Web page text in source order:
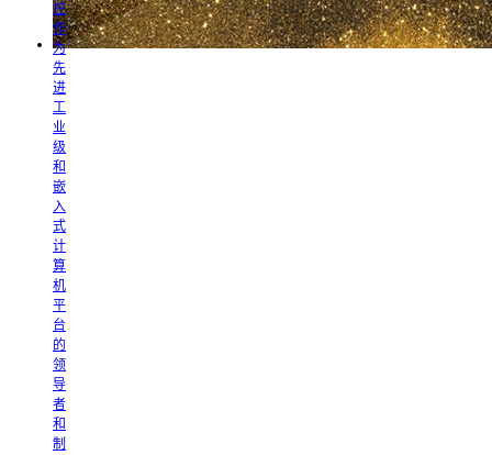
控
作
为
先
进
工
业
级
和
嵌
入
式
计
算
机
平
台
的
领
导
者
和
制